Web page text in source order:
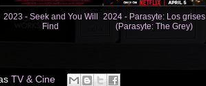
2023 - Seek and You Will
Find
2024 - Parasyte: Los grises
(Parasyte: The Grey)
TV & Cine